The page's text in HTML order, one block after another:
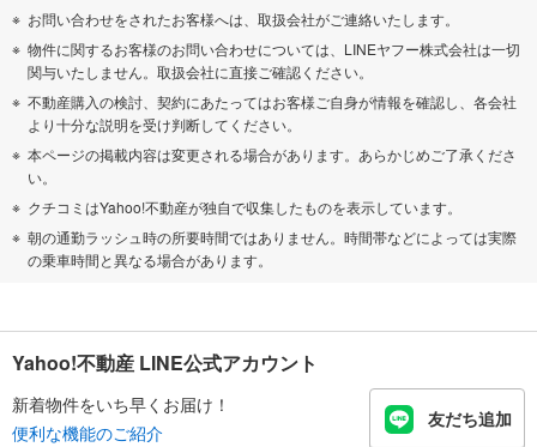
お問い合わせをされたお客様へは、取扱会社がご連絡いたします。
物件に関するお客様のお問い合わせについては、LINEヤフー株式会社は一切
関与いたしません。取扱会社に直接ご確認ください。
不動産購入の検討、契約にあたってはお客様ご自身が情報を確認し、各会社
より十分な説明を受け判断してください。
本ページの掲載内容は変更される場合があります。あらかじめご了承くださ
い。
クチコミはYahoo!不動産が独自で収集したものを表示しています。
朝の通勤ラッシュ時の所要時間ではありません。時間帯などによっては実際
の乗車時間と異なる場合があります。
Yahoo!不動産 LINE公式アカウント
新着物件をいち早くお届け！
便利な機能のご紹介
友だち追加